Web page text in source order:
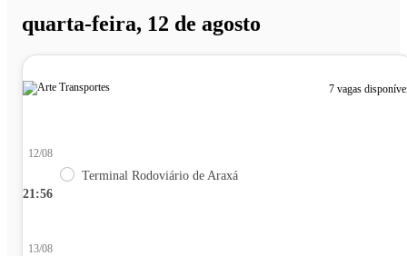
quarta-feira, 12 de agosto
7 vagas
21:56
12/08
Terminal Rodoviário de Araxá
13/08